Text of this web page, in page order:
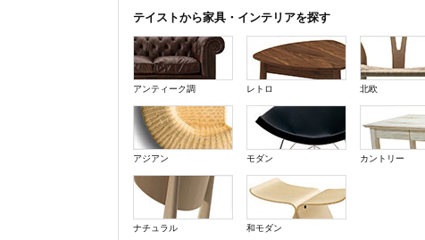
テイストから家具・インテリアを探す
アンティーク調 レトロ 北欧
アジアン モダン カントリー
ナチュラル 和モダン